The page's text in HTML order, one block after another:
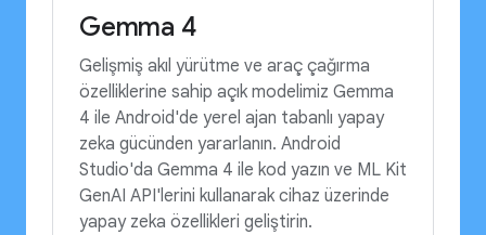
Gemma 4
Gelişmiş akıl yürütme ve araç çağırma
özelliklerine sahip açık modelimiz Gemma
4 ile Android'de yerel ajan tabanlı yapay
zeka gücünden yararlanın. Android
Studio'da Gemma 4 ile kod yazın ve ML Kit
GenAI API'lerini kullanarak cihaz üzerinde
yapay zeka özellikleri geliştirin.